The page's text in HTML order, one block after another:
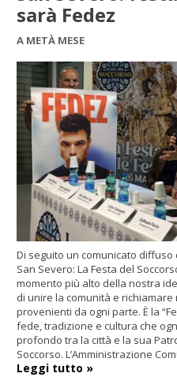
sarà Fedez
A METÀ MESE
Di seguito un comunicato diffuso
San Severo: La Festa del
momento più alto della nostra
di unire la comunità e
provenienti da ogni parte. È la
fede, tradizione e cultura che
profondo tra la città e la sua
Soccorso. L’Amministrazione
Leggi tutto »